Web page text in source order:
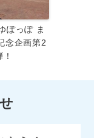
ぽっぽ ま
念企画第2
！